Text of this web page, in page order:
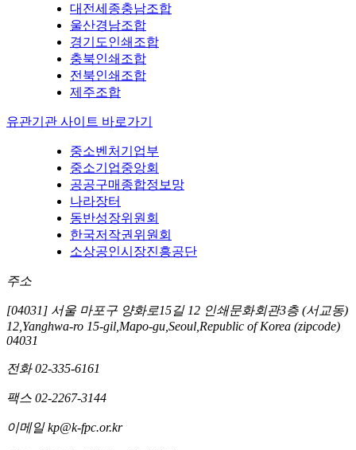
대전세종충남조합
울산경남조합
경기도인쇄조합
충북인쇄조합
전북인쇄조합
제주조합
유관기관 사이트 바로가기
중소벤처기업부
중소기업중앙회
공공구매종합정보망
나라장터
동반성장위원회
한국저작권위원회
소상공인시장진흥공단
주소
[04031] 서울 마포구 양화로15길 12 인쇄문화회관3층 (서교동)
12,Yanghwa-ro 15-gil,Mapo-gu,Seoul,Republic of Korea (zipcode)
04031
전화 02-335-6161
팩스 02-2267-3144
이메일 kp@k-fpc.or.kr